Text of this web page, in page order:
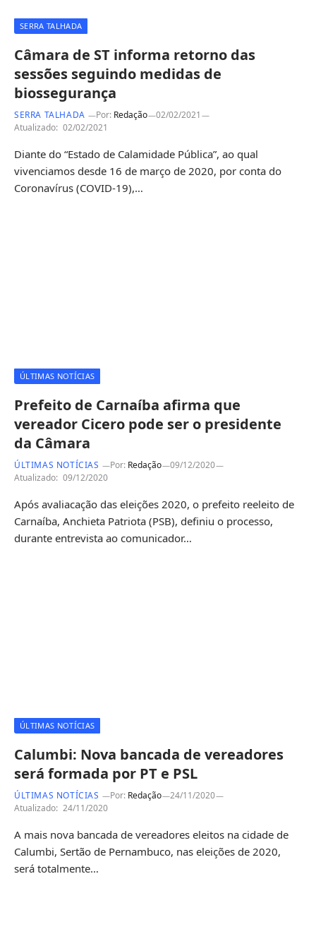
SERRA TALHADA
Câmara de ST informa retorno das
sessões seguindo medidas de
biossegurança
SERRA TALHADA Por: Redação
02/02/2021
Atualizado: 02/02/2021
Diante do “Estado de Calamidade Pública”, ao qual
vivenciamos desde 16 de março de 2020, por conta do
Coronavírus (COVID-19),…
ÚLTIMAS NOTÍCIAS
Prefeito de Carnaíba afirma que
vereador Cicero pode ser o presidente
da Câmara
ÚLTIMAS NOTÍCIAS Por: Redação
09/12/2020
Atualizado: 09/12/2020
Após avaliacação das eleições 2020, o prefeito reeleito de
Carnaíba, Anchieta Patriota (PSB), definiu o processo,
durante entrevista ao comunicador…
ÚLTIMAS NOTÍCIAS
Calumbi: Nova bancada de vereadores
será formada por PT e PSL
ÚLTIMAS NOTÍCIAS Por: Redação
24/11/2020
Atualizado: 24/11/2020
A mais nova bancada de vereadores eleitos na cidade de
Calumbi, Sertão de Pernambuco, nas eleições de 2020,
será totalmente…